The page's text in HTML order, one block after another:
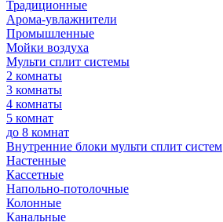
Традиционные
Арома-увлажнители
Промышленные
Мойки воздуха
Мульти сплит системы
2 комнаты
3 комнаты
4 комнаты
5 комнат
до 8 комнат
Внутренние блоки мульти сплит систем
Настенные
Кассетные
Напольно-потолочные
Колонные
Канальные